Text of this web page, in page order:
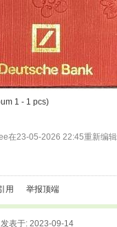
1 - 1 pcs)
在23-05-2026 22:45重新编
用 举报顶端
发表于: 2023-09-14